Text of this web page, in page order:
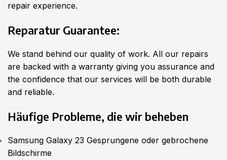
repair experience.
Reparatur Guarantee:
We stand behind our quality of work. All our repairs
are backed with a warranty giving you assurance and
the confidence that our services will be both durable
and reliable.
Häufige Probleme, die wir beheben
Samsung Galaxy 23 Gesprungene oder gebrochene
Bildschirme